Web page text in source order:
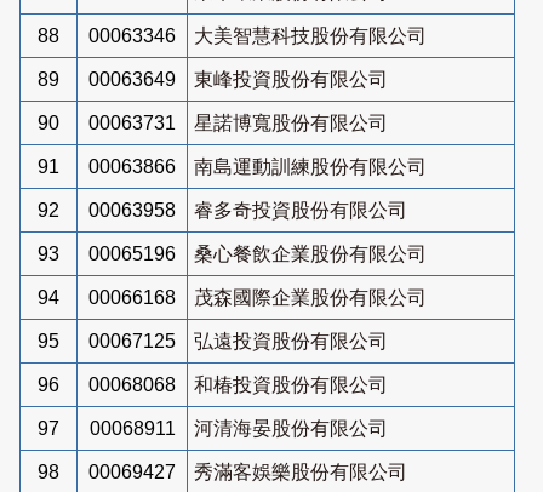
88 00063346 大美智慧科技股份有限公司
89 00063649 東峰投資股份有限公司
90 00063731 星諾博寬股份有限公司
91 00063866 南島運動訓練股份有限公司
92 00063958 睿多奇投資股份有限公司
93 00065196 桑心餐飲企業股份有限公司
94 00066168 茂森國際企業股份有限公司
95 00067125 弘遠投資股份有限公司
96 00068068 和椿投資股份有限公司
97 00068911 河清海晏股份有限公司
98 00069427 秀滿客娛樂股份有限公司